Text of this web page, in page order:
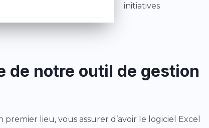
initiatives
de notre outil de gestion
lieu, vous assurer d’avoir le logiciel Excel